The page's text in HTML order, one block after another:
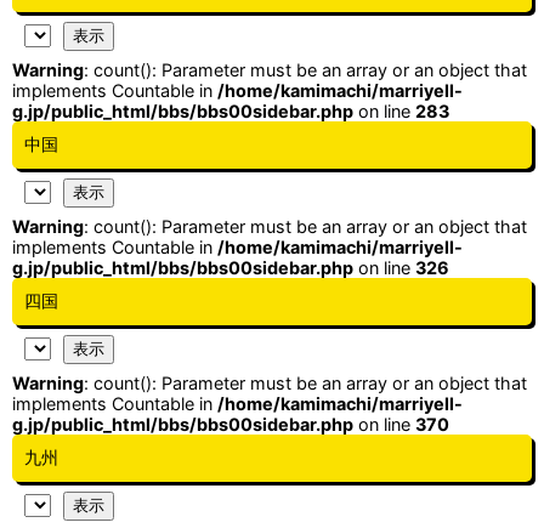
Warning: count(): Parameter must be an array or an object that
implements Countable in /home/kamimachi/marriyell-
g.jp/public_html/bbs/bbs00sidebar.php on line 283
中国
Warning: count(): Parameter must be an array or an object that
implements Countable in /home/kamimachi/marriyell-
g.jp/public_html/bbs/bbs00sidebar.php on line 326
四国
Warning: count(): Parameter must be an array or an object that
implements Countable in /home/kamimachi/marriyell-
g.jp/public_html/bbs/bbs00sidebar.php on line 370
九州